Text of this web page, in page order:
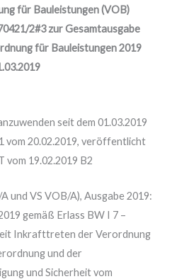
für Bauleistungen (VOB)
2#3 zur Gesamtausgabe
für Bauleistungen 2019
seit dem 01.03.2019
vom 20.02.2019, veröffentlicht
vom 19.02.2019 B2
und VS VOB/A), Ausgabe 2019:
gemäß Erlass BW I 7 –
Inkrafttreten der Verordnung
und der
und Sicherheit vom